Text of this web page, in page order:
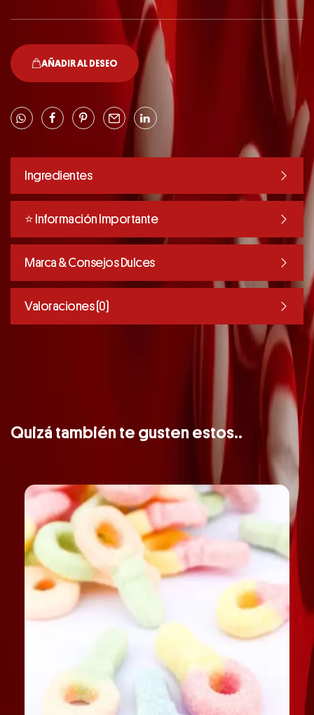
AÑADIR AL DESEO
Ingredientes
⭐️ Información Importante
Marca & Consejos Dulces
Valoraciones (0)
Quizá también te gusten estos..